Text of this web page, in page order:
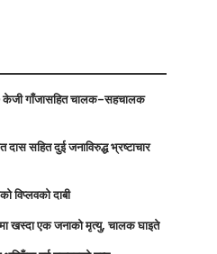
केजी गाँजासहित चालक–सहचालक
सहित दुई जनाविरुद्ध भ्रष्टाचार
विप्लवको दाबी
खस्दा एक जनाको मृत्यु, चालक घाइते